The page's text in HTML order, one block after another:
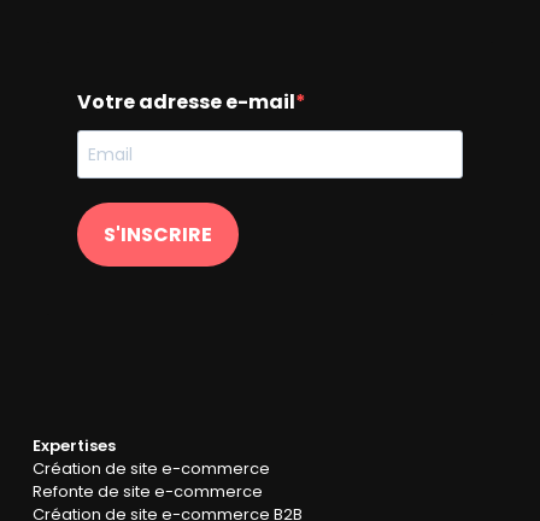
Votre adresse e-mail
S'INSCRIRE
Expertises
Création de site e-commerce
Refonte de site e-commerce
Création de site e-commerce B2B